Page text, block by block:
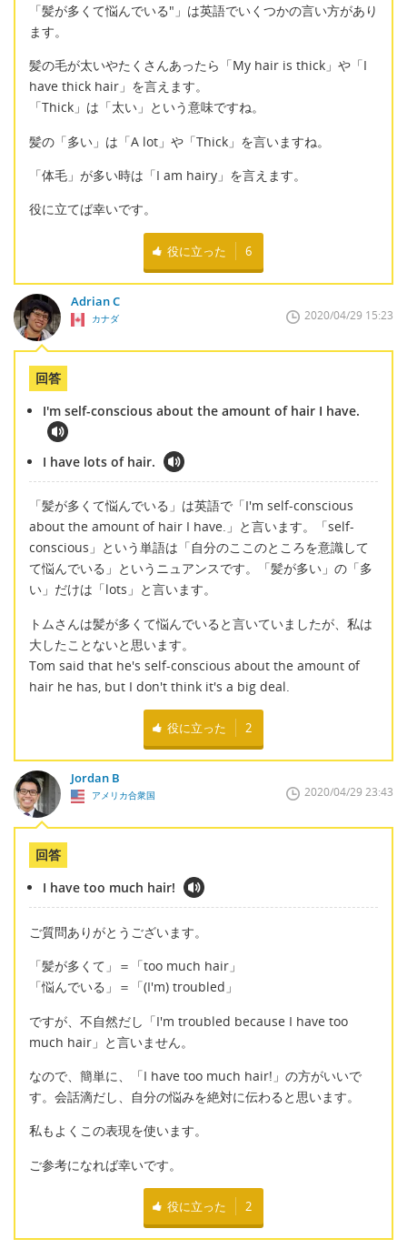
「髪が多くて悩んでいる"」は英語でいくつかの言い方があり
ます。
髪の毛が太いやたくさんあったら「My hair is thick」や「I
have thick hair」を言えます。
「Thick」は「太い」という意味ですね。
髪の「多い」は「A lot」や「Thick」を言いますね。
「体毛」が多い時は「I am hairy」を言えます。
役に立てば幸いです。
役に立った 6
Adrian C
カナダ 2020/04/29 15:23
回答
I'm self-conscious about the amount of hair I have.
I have lots of hair.
「髪が多くて悩んでいる」は英語で「I'm self-conscious
about the amount of hair I have.」と言います。「self-
conscious」という単語は「自分のここのところを意識して
て悩んでいる」というニュアンスです。「髪が多い」の「多
い」だけは「lots」と言います。
トムさんは髪が多くて悩んでいると言いていましたが、私は
大したことないと思います。
Tom said that he's self-conscious about the amount of
hair he has, but I don't think it's a big deal.
役に立った 2
Jordan B
アメリカ合衆国 2020/04/29 23:43
回答
I have too much hair!
ご質問ありがとうございます。
「髪が多くて」＝「too much hair」
「悩んでいる」＝「(I'm) troubled」
ですが、不自然だし「I'm troubled because I have too
much hair」と言いません。
なので、簡単に、「I have too much hair!」の方がいいで
す。会話滴だし、自分の悩みを絶対に伝わると思います。
私もよくこの表現を使います。
ご参考になれば幸いです。
役に立った 2